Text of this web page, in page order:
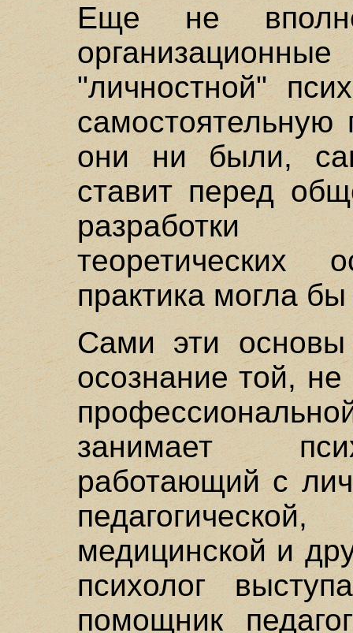
Еще не
"личностной"
самостоятельную
они ни были,
ставит перед
разработки
теоретических
практика могла
Сами эти
осознание той,
занимает
работающий с
медицинской и
психолог
помощник